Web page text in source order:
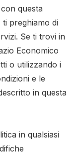
questa
preghiamo di
Se ti trovi in
Economico
o utilizzando i
e le
in questa
in qualsiasi